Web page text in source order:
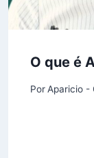
O que é
Por Aparicio -